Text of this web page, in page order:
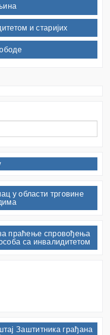
и старијих
у области трговине
праћење спровођења
са инвалидитетом
Заштитника грађана